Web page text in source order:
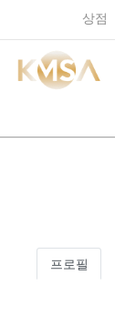
상점
프로필